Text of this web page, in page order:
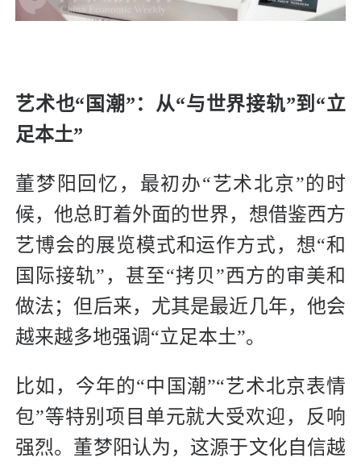
艺术也“国潮”：从“与世界接轨”到“立
足本土”
董梦阳回忆，最初办“艺术北京”的时
候，他总盯着外面的世界，想借鉴西方
艺博会的展览模式和运作方式，想“和
国际接轨”，甚至“拷贝”西方的审美和
做法；但后来，尤其是最近几年，他会
越来越多地强调“立足本土”。
比如，今年的“中国潮”“艺术北京表情
包”等特别项目单元就大受欢迎，反响
强烈。董梦阳认为，这源于文化自信越